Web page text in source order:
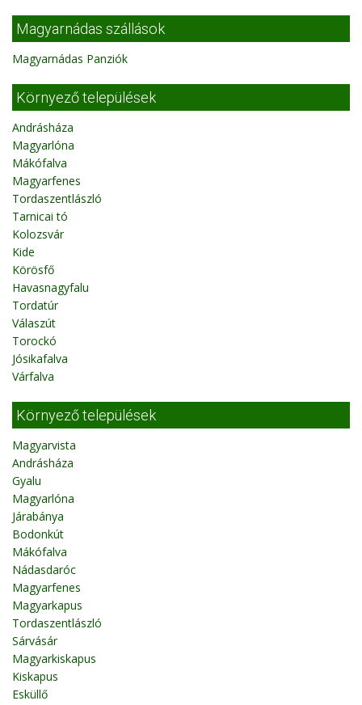
Magyarnádas szállások
Magyarnádas Panziók
Környező települések
Andrásháza
Magyarlóna
Mákófalva
Magyarfenes
Tordaszentlászló
Tarnicai tó
Kolozsvár
Kide
Körösfő
Havasnagyfalu
Tordatúr
Válaszút
Torockó
Jósikafalva
Várfalva
Környező települések
Magyarvista
Andrásháza
Gyalu
Magyarlóna
Járabánya
Bodonkút
Mákófalva
Nádasdaróc
Magyarfenes
Magyarkapus
Tordaszentlászló
Sárvásár
Magyarkiskapus
Kiskapus
Esküllő